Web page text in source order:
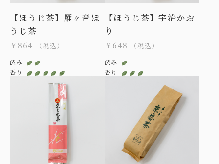
【ほうじ茶】雁ヶ音ほ
うじ茶
￥864 （税込）
渋み
香り
【ほうじ茶】宇治かお
り
￥648 （税込）
渋み
香り